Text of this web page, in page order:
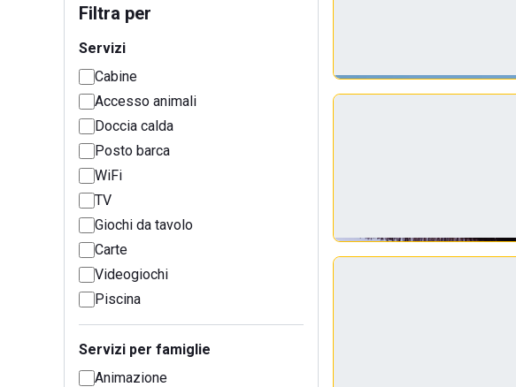
Filtra per
Servizi
Cabine
Accesso animali
Doccia calda
Posto barca
WiFi
TV
Giochi da tavolo
Carte
Videogiochi
Piscina
Servizi per famiglie
Animazione